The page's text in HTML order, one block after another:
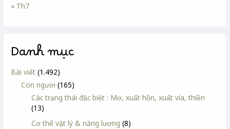
« Th7
Danh mục
Bài viết (1.492)
Con người (165)
Các trạng thái đặc biệt : Mơ, xuất hồn, xuất vía, thiền
(13)
Cơ thể vật lý & năng lượng (8)